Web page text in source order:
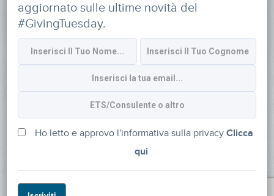
CF: 91374340379
SOCIAL
aggiornato sulle ultime novità del
#GivingTuesday.
Ho letto e approvo l'informativa sulla privacyClicca
qui
Powered by